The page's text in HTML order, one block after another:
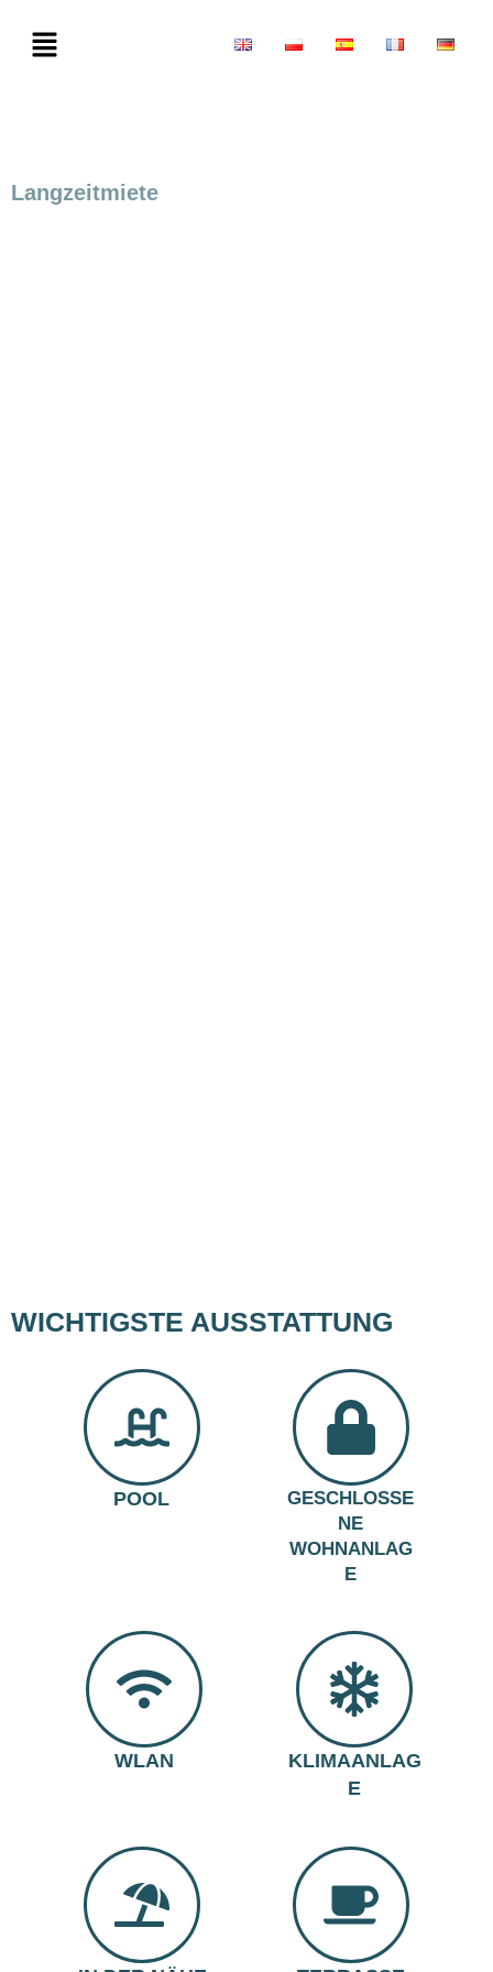
Langzeitmiete
WICHTIGSTE AUSSTATTUNG
POOL
GESCHLOSSE
NE
WOHNANLAG
E
WLAN
KLIMAANLAG
E